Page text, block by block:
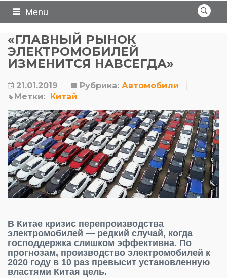
Menu
«ГЛАВНЫЙ РЫНОК
ЭЛЕКТРОМОБИЛЕЙ
ИЗМЕНИТСЯ НАВСЕГДА»
21.01.2019 Рубрика: Автомобили
Метки: Китай
В Китае кризис перепроизводства
электромобилей — редкий случай, когда
господдержка слишком эффективна. По
прогнозам, производство электромобилей к
2020 году в 10 раз превысит установленную
властями Китая цель.